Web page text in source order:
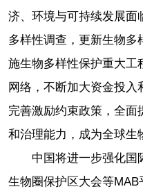
济、环境与可持续发展面
多样性调查，更新生物
施生物多样性保护重大工
网络，不断加大资金投入
完善激励约束政策，全面
和治理能力，成为全球生
中国将进一步强化国
生物圈保护区大会等MAB